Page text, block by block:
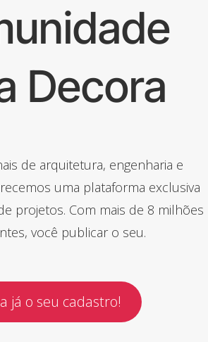
Decora
de arquitetura, engenharia e
uma plataforma exclusiva
projetos. Com mais de 8 milhões
você publicar o seu.
já o seu cadastro!